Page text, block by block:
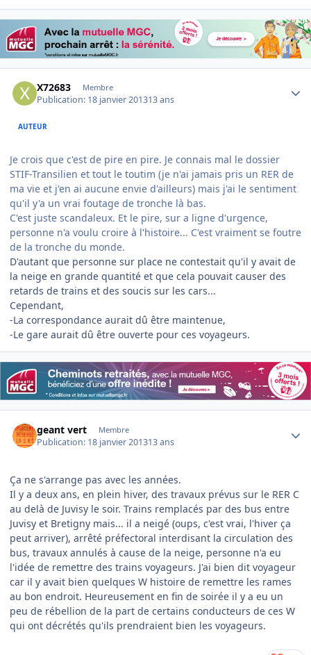
X72683 Membre
Publication: 18 janvier 201313 ans
AUTEUR
Je crois que c'est de pire en pire. Je connais mal le dossier
STIF-Transilien et tout le toutim (je n'ai jamais pris un RER de
ma vie et j'en ai aucune envie d'ailleurs) mais j'ai le sentiment
qu'il y'a un vrai foutage de tronche là bas.
C'est juste scandaleux. Et le pire, sur a ligne d'urgence,
personne n'a voulu croire à l'histoire... C'est vraiment se foutre
de la tronche du monde.
D'autant que personne sur place ne contestait qu'il y avait de
la neige en grande quantité et que cela pouvait causer des
retards de trains et des soucis sur les cars...
Cependant,
-La correspondance aurait dû être maintenue,
-Le gare aurait dû être ouverte pour ces voyageurs.
geant vert Membre
Publication: 18 janvier 201313 ans
Ça ne s'arrange pas avec les années.
Il y a deux ans, en plein hiver, des travaux prévus sur le RER C
au delà de Juvisy le soir. Trains remplacés par des bus entre
Juvisy et Bretigny mais... il a neigé (oups, c'est vrai, l'hiver ça
peut arriver), arrêté préfectoral interdisant la circulation des
bus, travaux annulés à cause de la neige, personne n'a eu
l'idée de remettre des trains voyageurs. J'ai bien dit voyageur
car il y avait bien quelques W histoire de remettre les rames
au bon endroit. Heureusement en fin de soirée il y a eu un
peu de rébellion de la part de certains conducteurs de ces W
qui ont décrétés qu'ils prendraient bien les voyageurs.